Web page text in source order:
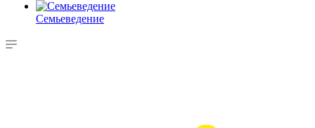
Семьеведение